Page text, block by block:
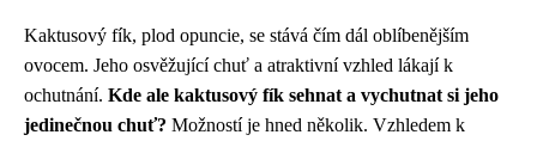
Kaktusový fík, plod opuncie, se stává čím dál oblíbenějším
ovocem. Jeho osvěžující chuť a atraktivní vzhled lákají k
ochutnání. Kde ale kaktusový fík sehnat a vychutnat si jeho
jedinečnou chuť? Možností je hned několik. Vzhledem k